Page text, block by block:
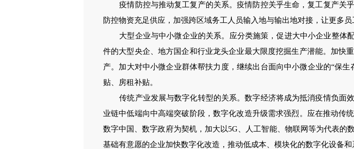
疫情防控与推动复工复产的关系。疫情防控关乎生命，复工复产关
防控物资充足供应，加强跨区域务工人员输入地与输出地对接，让更多员
大型企业与中小微企业的关系。应分类施策，促进大中小企业整体
件的大型央企、地方国企和行业龙头企业最大限度挖掘生产潜能。加快
产。加大对中小微企业群体帮扶力度，继续出台面向中小微企业的“保
贴、房租补贴。
传统产业发展与数字化转型的关系。数字经济将成为抵消疫情负面
业链中低端向中高端突破阶段，数字化改造升级需求强烈。应在推动传
数字中国、数字政府为契机，加大以5G、人工智能、物联网等为代表的
基础有意愿的企业加快数字化改造，推动低成本、模块化的数字化设备